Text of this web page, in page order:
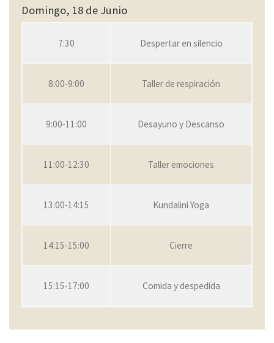
Domingo, 18 de Junio
7:30 Despertar en silencio
8:00-9:00 Taller de respiración
9:00-11:00 Desayuno y Descanso
11:00-12:30 Taller emociones
13:00-14:15 Kundalini Yoga
14:15-15:00 Cierre
15:15-17:00 Comida y despedida